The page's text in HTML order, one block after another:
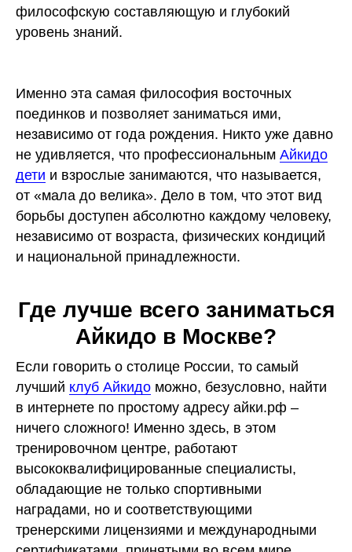
философскую составляющую и глубокий
уровень знаний.
Именно эта самая философия восточных
поединков и позволяет заниматься ими,
независимо от года рождения. Никто уже давно
не удивляется, что профессиональным Айкидо
дети и взрослые занимаются, что называется,
от «мала до велика». Дело в том, что этот вид
борьбы доступен абсолютно каждому человеку,
независимо от возраста, физических кондиций
и национальной принадлежности.
Где лучше всего заниматься
Айкидо в Москве?
Если говорить о столице России, то самый
лучший клуб Айкидо можно, безусловно, найти
в интернете по простому адресу айки.рф –
ничего сложного! Именно здесь, в этом
тренировочном центре, работают
высококвалифицированные специалисты,
обладающие не только спортивными
наградами, но и соответствующими
тренерскими лицензиями и международными